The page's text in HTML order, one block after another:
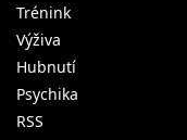
Trénink
Výživa
Hubnutí
Psychika
RSS